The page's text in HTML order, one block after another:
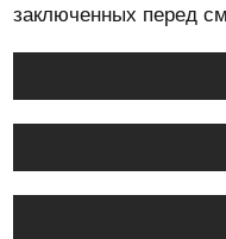
заключенных перед